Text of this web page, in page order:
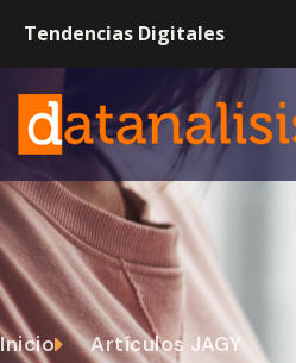
Tendencias Digitales
Inicio Artículos JAGY